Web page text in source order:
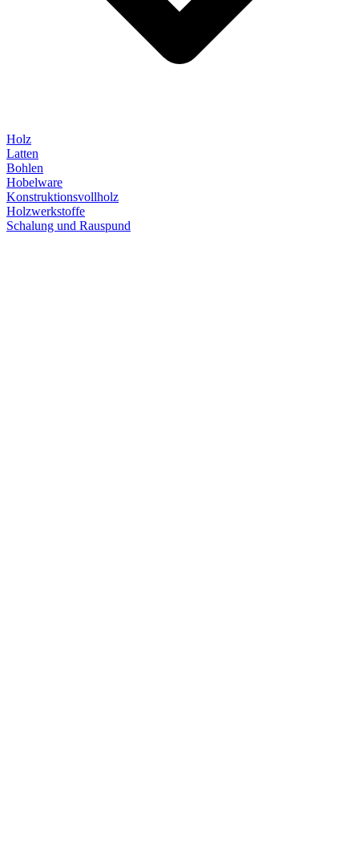
Holz
Latten
Bohlen
Hobelware
Konstruktionsvollholz
Holzwerkstoffe
Schalung und Rauspund